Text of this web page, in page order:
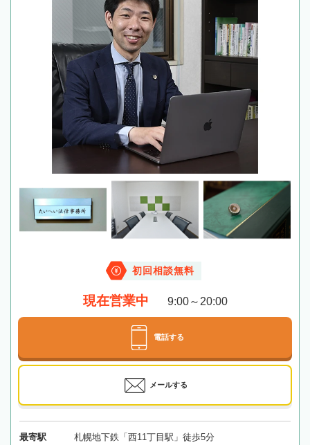
初回相談無料
現在営業中 9:00～20:00
電話する
メールする
最寄駅 札幌地下鉄「西11丁目駅」徒歩5分